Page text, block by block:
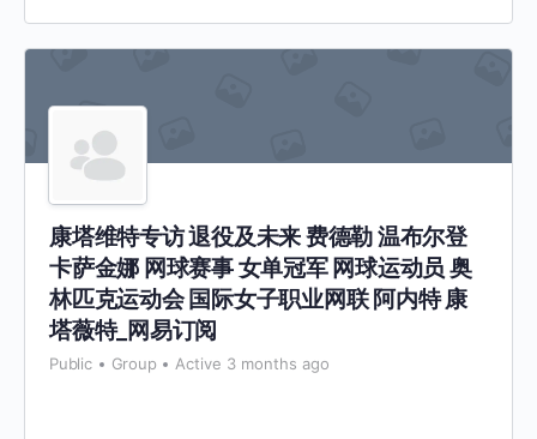
康塔维特专访 退役及未来 费德勒 温布尔登
卡萨金娜 网球赛事 女单冠军 网球运动员 奥
林匹克运动会 国际女子职业网联 阿内特 康
塔薇特_网易订阅
Public Group Active 3 months ago